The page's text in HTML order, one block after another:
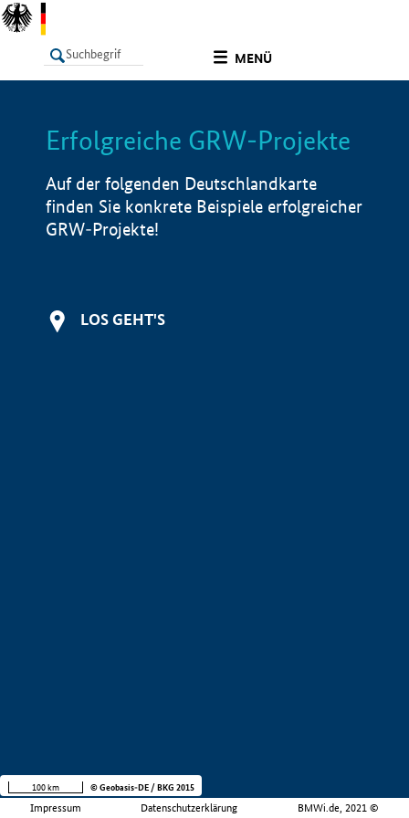
MENÜ
LISTE Info
Erfolgreiche GRW-Projekte
Auf der folgenden Deutschlandkarte
finden Sie konkrete Beispiele erfolgreicher
GRW-Projekte!
LOS GEHT'S
Impressum Datenschutzerklärung BMWi.de, 2021 ©
100 km © Geobasis-DE / BKG 2015